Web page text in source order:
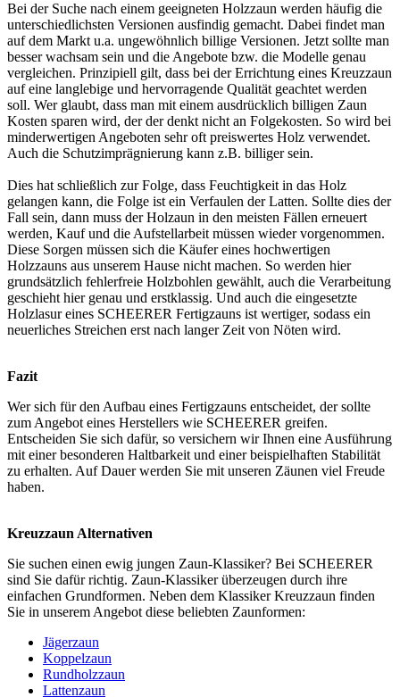
Bei der Suche nach einem geeigneten Holzzaun werden häufig die
unterschiedlichsten Versionen ausfindig gemacht. Dabei findet man
auf dem Markt u.a. ungewöhnlich billige Versionen. Jetzt sollte man
besser wachsam sein und die Angebote bzw. die Modelle genau
vergleichen. Prinzipiell gilt, dass bei der Errichtung eines Kreuzzaun
auf eine langlebige und hervorragende Qualität geachtet werden
soll. Wer glaubt, dass man mit einem ausdrücklich billigen Zaun
Kosten sparen wird, der der denkt nicht an Folgekosten. So wird bei
minderwertigen Angeboten sehr oft preiswertes Holz verwendet.
Auch die Schutzimprägnierung kann z.B. billiger sein.
Dies hat schließlich zur Folge, dass Feuchtigkeit in das Holz
gelangen kann, die Folge ist ein Verfaulen der Latten. Sollte dies der
Fall sein, dann muss der Holzaun in den meisten Fällen erneuert
werden, Kauf und die Aufstellarbeit müssen wieder vorgenommen.
Diese Sorgen müssen sich die Käufer eines hochwertigen
Holzzauns aus unserem Hause nicht machen. So werden hier
grundsätzlich fehlerfreie Holzbohlen gewählt, auch die Verarbeitung
geschieht hier genau und erstklassig. Und auch die eingesetzte
Holzlasur eines SCHEERER Fertigzauns ist wertiger, sodass ein
neuerliches Streichen erst nach langer Zeit von Nöten wird.
Fazit
Wer sich für den Aufbau eines Fertigzauns entscheidet, der sollte
zum Angebot eines Herstellers wie SCHEERER greifen.
Entscheiden Sie sich dafür, so versichern wir Ihnen eine Ausführung
mit einer besonderen Haltbarkeit und einer beispielhaften Stabilität
zu erhalten. Auf Dauer werden Sie mit unseren Zäunen viel Freude
haben.
Kreuzzaun Alternativen
Sie suchen einen ewig jungen Zaun-Klassiker? Bei SCHEERER
sind Sie dafür richtig. Zaun-Klassiker überzeugen durch ihre
einfachen Grundformen. Neben dem Klassiker Kreuzzaun finden
Sie in unserem Angebot diese beliebten Zaunformen:
Jägerzaun
Koppelzaun
Rundholzzaun
Lattenzaun